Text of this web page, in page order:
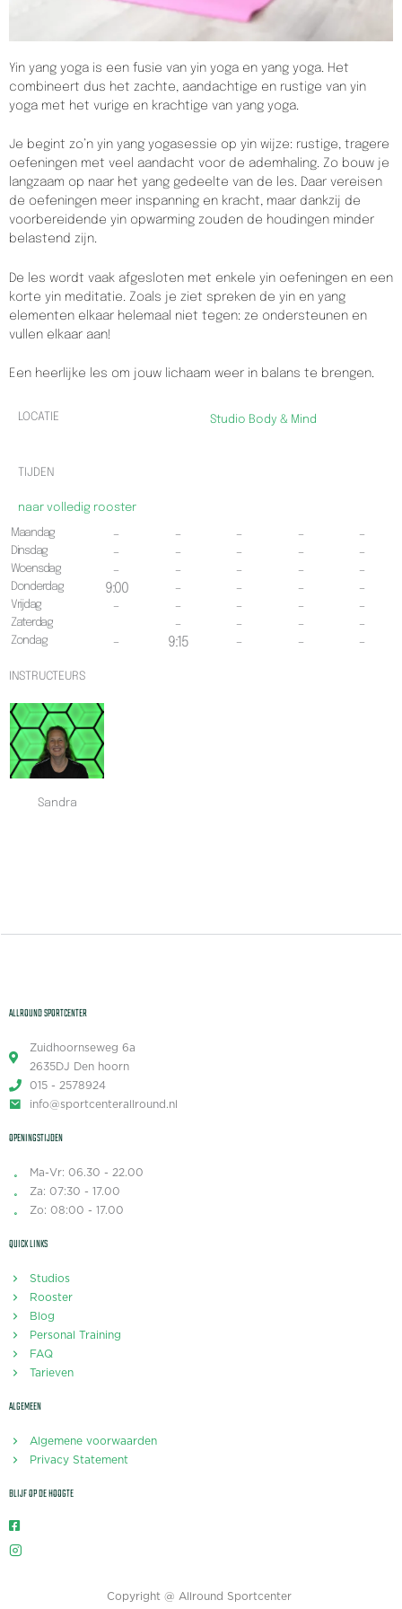
Yin yang yoga is een fusie van yin yoga en yang yoga. Het
combineert dus het zachte, aandachtige en rustige van yin
yoga met het vurige en krachtige van yang yoga.
Je begint zo’n yin yang yogasessie op yin wijze: rustige, tragere
oefeningen met veel aandacht voor de ademhaling. Zo bouw je
langzaam op naar het yang gedeelte van de les. Daar vereisen
de oefeningen meer inspanning en kracht, maar dankzij de
voorbereidende yin opwarming zouden de houdingen minder
belastend zijn.
De les wordt vaak afgesloten met enkele yin oefeningen en een
korte yin meditatie. Zoals je ziet spreken de yin en yang
elementen elkaar helemaal niet tegen: ze ondersteunen en
vullen elkaar aan!
Een heerlijke les om jouw lichaam weer in balans te brengen.
LOCATIE Studio Body & Mind
TIJDEN
naar volledig rooster
Maandag - - - - -
Dinsdag - - - - -
Woensdag - - - - -
Donderdag 9:00 - - - -
Vrijdag - - - - -
Zaterdag - - - -
Zondag - 9:15 - - -
INSTRUCTEURS
Sandra
ALLROUND SPORTCENTER
Zuidhoornseweg 6a
2635DJ Den hoorn
015 - 2578924
info@sportcenterallround.nl
OPENINGSTIJDEN
Ma-Vr: 06.30 - 22.00
Za: 07:30 - 17.00
Zo: 08:00 - 17.00
QUICK LINKS
Studios
Rooster
Blog
Personal Training
FAQ
Tarieven
ALGEMEEN
Algemene voorwaarden
Privacy Statement
BLIJF OP DE HOOGTE
Copyright @ Allround Sportcenter